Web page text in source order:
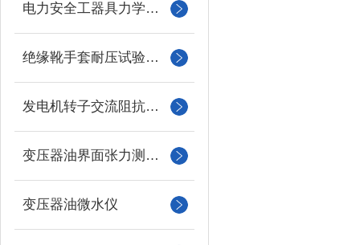
电力安全工器具力学性能试验机
绝缘靴手套耐压试验装置
发电机转子交流阻抗测试仪
变压器油界面张力测试仪
变压器油微水仪